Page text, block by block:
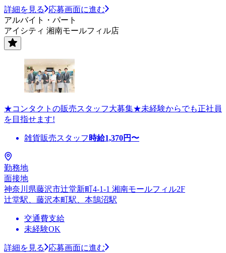
詳細を見る
応募画面に進む
アルバイト・パート
アイシティ 湘南モールフィル店
★コンタクトの販売スタッフ大募集★未経験からでも正社員
を目指せます!
雑貨販売スタッフ 時給1,370円〜
勤務地
面接地
神奈川県藤沢市辻堂新町4-1-1 湘南モールフィル2F
辻堂駅、藤沢本町駅、本鵠沼駅
交通費支給
未経験OK
詳細を見る
応募画面に進む